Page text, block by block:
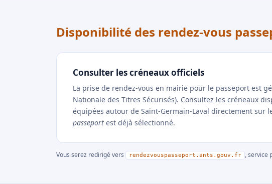
Disponibilité des rendez-vous
Consulter les créneaux officiels
La prise de rendez-vous en mairie pour le passeport est
Nationale des Titres Sécurisés). Consultez les créneaux
équipées autour de Saint-Germain-Laval directement sur
passeport est déjà sélectionné.
Vous serez redirigé vers rendezvouspasseport.ants.gouv.fr , service